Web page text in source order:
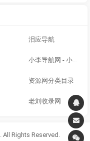
泪应导航
小李导航网 - 小李SEO|小李导航|免费收录网|技术导航|站长导航|网址导航|网址大全 - 小李导航网|免费收录网|技术导航|站长导航|网址导航|网址大全
资源网分类目录
老刘收录网
. All Rights Reserved.